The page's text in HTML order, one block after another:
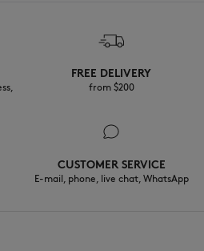
FREE DELIVERY
from $200
CUSTOMER SERVICE
E-mail, phone, live chat, WhatsApp